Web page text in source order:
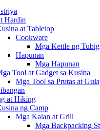
Hardin
at Tabletop
Cookware
Mga Kettle ng Tubig
Hapunan
Mga Hapunan
Tool at Gadget sa Kusina
Mga Tool sa Prutas at
at Hiking
ng Camp
Mga Kalan at Grill
Mga Backpacking